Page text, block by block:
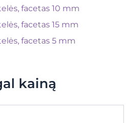
facetas 10 mm
facetas 15 mm
facetas 5 mm
kainą